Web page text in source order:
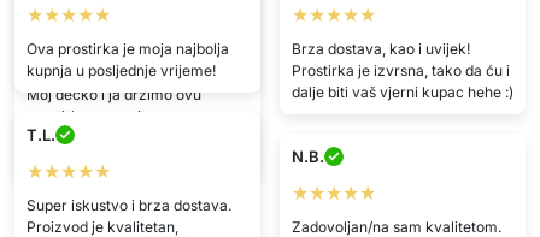
★★★★★
Vrlo sam zadovoljna kupnjom!
Moj dečko i ja držimo ovu
prostirku u autu jer puno
vremena provodimo vani, i
★★★★★
Ova prostirka je moja najbolja
kupnja u posljednje vrijeme!
★★★★★
Brza dostava, kao i uvijek!
Prostirka je izvrsna, tako da ću i
dalje biti vaš vjerni kupac hehe :)
T.L.
★★★★★
Super iskustvo i brza dostava.
Proizvod je kvalitetan,
N.B.
★★★★★
Zadovoljan/na sam kvalitetom.